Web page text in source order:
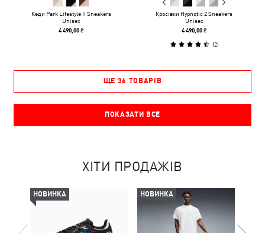
Кеди Park Lifestyle II Sneakers
Unisex
4 490,00 ₴
Кросівки Hypnotic 2 Sneakers
Unisex
4 490,00 ₴
(2)
ЩЕ 36 ТОВАРІВ
ПОКАЗАТИ ВСЕ
ХІТИ ПРОДАЖІВ
НОВИНКА НОВИНКА